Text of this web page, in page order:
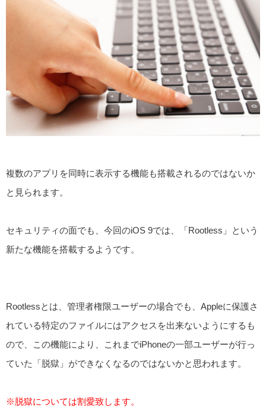
複数のアプリを同時に表示する機能も搭載されるのではないか
と見られます。
セキュリティの面でも、今回のiOS 9では、「Rootless」という
新たな機能を搭載するようです。
Rootlessとは、管理者権限ユーザーの場合でも、Appleに保護さ
れている特定のファイルにはアクセスを出来ないようにするも
ので、この機能により、これまでiPhoneの一部ユーザーが行っ
ていた「脱獄」ができなくなるのではないかと思われます。
※脱獄については割愛致します。